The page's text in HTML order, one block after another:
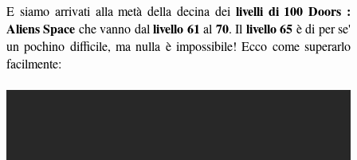
E siamo arrivati alla metà della decina dei livelli di 100 Doors :
Aliens Space che vanno dallivello 61 al 70. Il livello 65 è di per se'
un pochino difficile, ma nulla è impossibile! Ecco come superarlo
facilmente: